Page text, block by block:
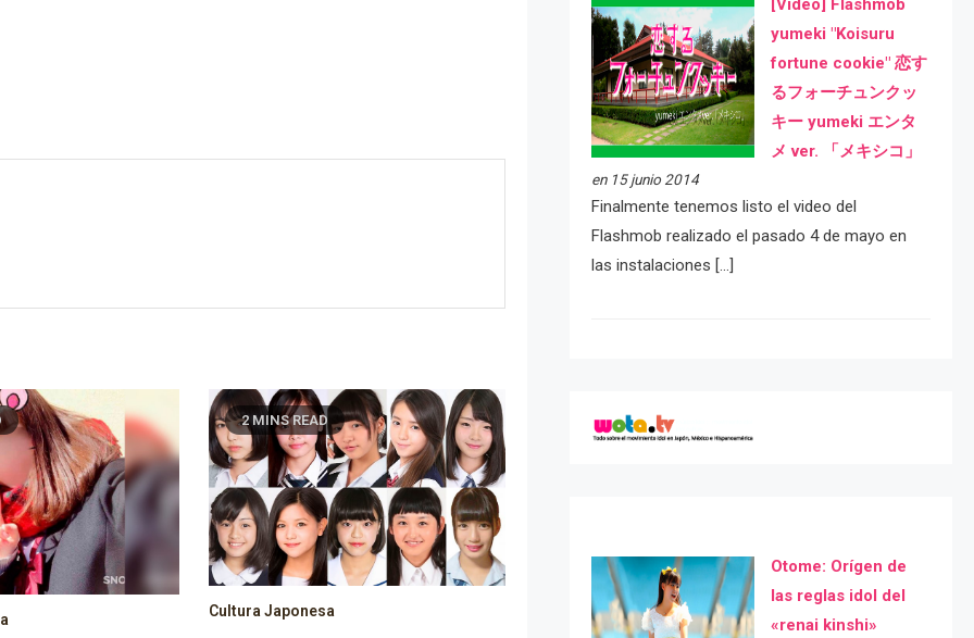
2 MINS READ
Cultura Japonesa
[Video] Flashmob
yumeki "Koisuru
fortune cookie" 恋す
るフォーチュンクッ
キー yumeki エンタ
メ ver. 「メキシコ」
en 15 junio 2014
Finalmente tenemos listo el video del
Flashmob realizado el pasado 4 de mayo en
las instalaciones […]
Otome: Orígen de
las reglas idol del
«renai kinshi»